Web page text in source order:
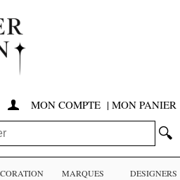
 MON COMPTE | MON PANIER
🔍
MARQUES DESIGNERS